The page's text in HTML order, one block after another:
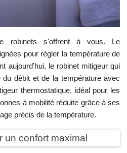
robinets s'offrent à vous. Le
pour régler la température de
aujourd'hui, le robinet mitigeur qui
débit et de la température avec
thermostatique, idéal pour les
à mobilité réduite grâce à ses
précis de la température.
confort maximal